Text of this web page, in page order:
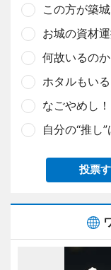
この方が築
お城の資材
何故いるの
ホタルもい
なごやめし
自分の“推し
投票